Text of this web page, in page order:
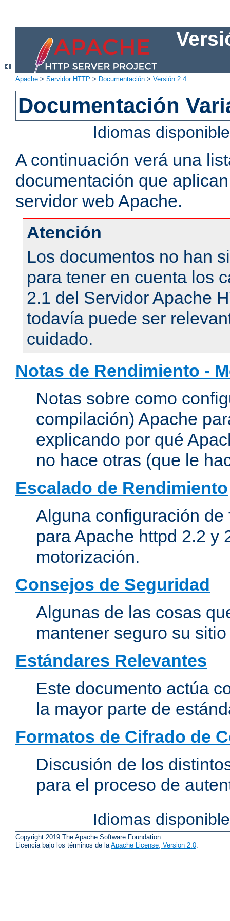
Apache > Servidor HTTP > Documentación > Versión 2.4
Documentación
Idiomas
A continuación verá una
documentación que
servidor web Apache.
Atención
Los documentos no han
para tener en cuenta los
2.1 del Servidor Apache
todavía puede ser
cuidado.
Notas de Rendimiento -
Notas sobre como
compilación) Apache
explicando por qué
no hace otras (que le
Escalado de Rendimiento
Alguna configuración
para Apache httpd 2.2 y
motorización.
Consejos de Seguridad
Algunas de las cosas
mantener seguro su
Estándares Relevantes
Este documento actúa
la mayor parte de
Formatos de Cifrado de
Discusión de los
para el proceso de
Idiomas
Copyright 2019 The Apache Software Foundation.
Licencia bajo los términos de la Apache License, Version 2.0